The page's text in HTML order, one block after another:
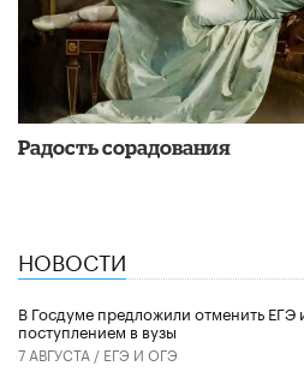
Радость сорадования
НОВОСТИ
В Госдуме предложили отменить ЕГЭ
поступлением в вузы
7 АВГУСТА / ЕГЭ И ОГЭ